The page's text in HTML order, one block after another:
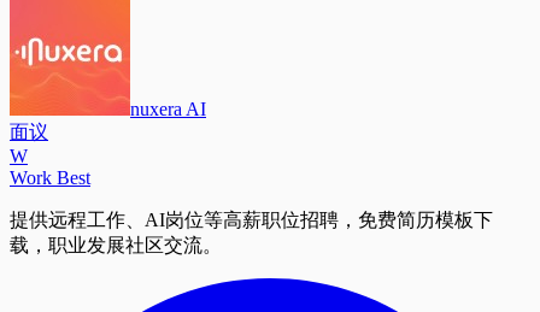
nuxera AI
面议
W
Work Best
提供远程工作、AI岗位等高薪职位招聘，免费简历模板下
载，职业发展社区交流。